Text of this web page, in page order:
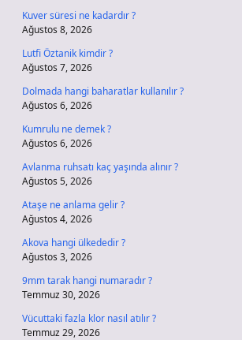
Kuver süresi ne kadardır ?
Ağustos 8, 2026
Lutfi Öztanik kimdir ?
Ağustos 7, 2026
Dolmada hangi baharatlar kullanılır ?
Ağustos 6, 2026
Kumrulu ne demek ?
Ağustos 6, 2026
Avlanma ruhsatı kaç yaşında alınır ?
Ağustos 5, 2026
Ataşe ne anlama gelir ?
Ağustos 4, 2026
Akova hangi ülkededir ?
Ağustos 3, 2026
9mm tarak hangi numaradır ?
Temmuz 30, 2026
Vücuttaki fazla klor nasıl atılır ?
Temmuz 29, 2026